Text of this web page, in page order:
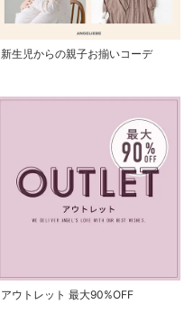
新生児からの親子お揃いコーデ
アウトレット 最大90%OFF